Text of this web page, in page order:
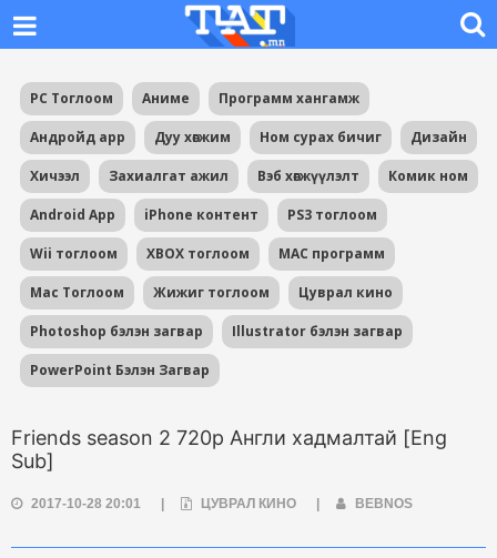
PC Тоглоом Аниме Программ хангамж
Андройд app Дуу хөгжим Ном сурах бичиг Дизайн
Хичээл Захиалгат ажил Вэб хөгжүүлэлт Комик ном
Android App iPhone контент PS3 тоглоом
Wii тоглоом XBOX тоглоом MAC программ
Mac Тоглоом Жижиг тоглоом Цуврал кино
Photoshop бэлэн загвар Illustrator бэлэн загвар
PowerPoint Бэлэн Загвар
Friends season 2 720p Англи хадмалтай [Eng
Sub]
2017-10-28 20:01 ЦУВРАЛ КИНО BEBNOS